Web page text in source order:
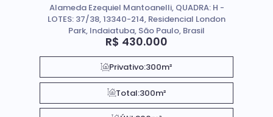
R$ 430.000
Alameda Ezequiel Mantoanelli, QUADRA: H -
LOTES: 37/38, 13340-214, Residencial London
Park, Indaiatuba, São Paulo, Brasil
Privativo:300m²
Total:300m²